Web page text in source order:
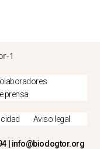
prensa
Aviso legal
| info@biodogtor.org